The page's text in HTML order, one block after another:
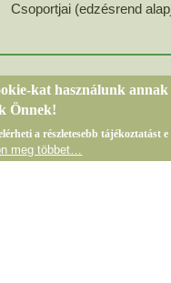
Csoportjai (edzésrend
kat használunk
Önnek!
a részletesebb tájékoztatást
meg többet…